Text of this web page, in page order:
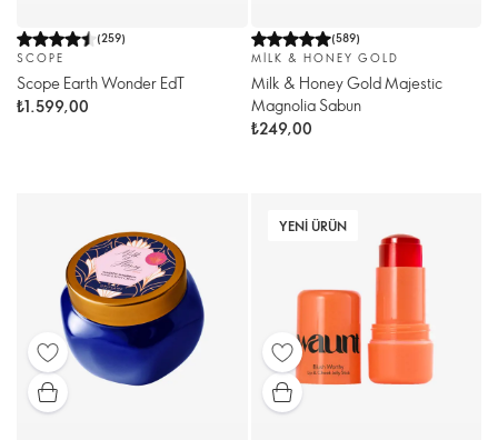
(259)
SCOPE
Scope Earth Wonder EdT
₺1.599,00
(589)
MILK & HONEY GOLD
Milk & Honey Gold Majestic
Magnolia Sabun
₺249,00
YENI ÜRÜN